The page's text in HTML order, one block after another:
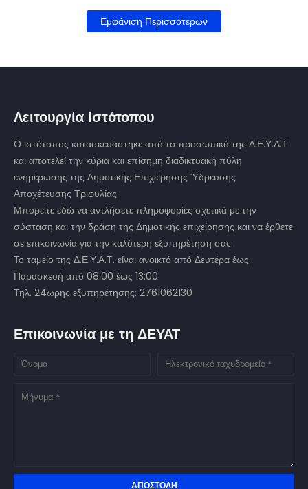
Εμφάνιση Περισσότερων
Λειτουργία Ιστότοπου
Ο ιστότοπος κατασκευάστηκε από το προσωπικό της Δ.Ε.Υ.Α.Τ.
και αποτελεί την κύρια και επίσημη διαδικτυακή πύλη
ενημέρωσης της Δημοτικής Επιχείρησης Ύδρευσης
Αποχέτευσης Τριφυλίας.
Μπορείτε εδώ να αντλήσετε πληροφορίες σχετικά με την
σύσταση και την δράση της Δημοτικής επιχείρησης και να έρθετε
σε επικοινωνία για την καλύτερη εξυπηρέτηση σας.
Το ταμείο της Δ.Ε.Υ.Α.Τ. είναι ανοικτό από Δευτέρα έως
Παρασκευή από 08:00 έως 13:00.
Τηλ. 24ωρης εξυπηρέτησης: 2761062130
Επικοινωνία με τη ΔΕΥΑΤ